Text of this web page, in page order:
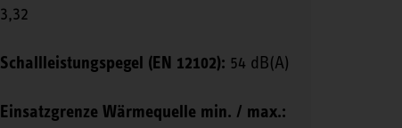
3,32
Schallleistungspegel (EN 12102): 54 dB(A)
Einsatzgrenze Wärmequelle min. / max.: